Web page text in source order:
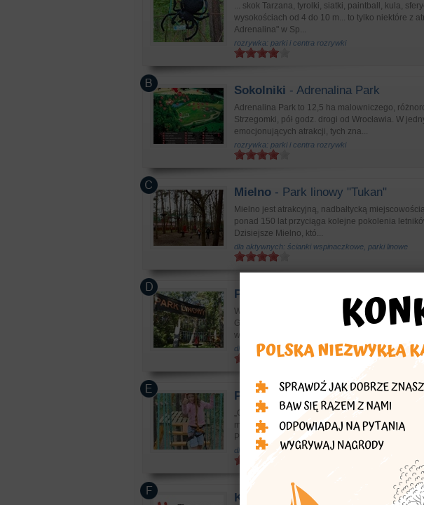
... skok Tarzana, tyrolki, siatki, paintball, kula,
wysokościach od 4 do 10 m... to tylko niektóre z
Adrenalina" w Sp...
rozrywka: parki i centra rozrywki
Sokolniki - Adrenalina Park
Adrenalina Park to 12,5 ha malowniczego,
Strzegomki, pół godz. drogi od Wrocławia. W
emocjonujących atrakcji, tych zna...
rozrywka: parki i centra rozrywki
Mielno - Park linowy "Tukan"
Mielno jest atrakcyjną, nadbałtycką
ponad 150 lat przyciąga kolejne pokolenia
Dzisiejsze Mielno, któ...
dla aktywnych: ścianki wspinaczkowe, parki linowe
Pobierowo - Park linowy "Polskie
Wielopoziomowy Park Linowy „Polskie Morze”
Grunwaldzkiej i Moniuszki. Oferuje swoim
wrażeń 58 przeszkód oraz 64 p...
dla aktywnych: ścianki wspinaczkowe, parki linowe
Piła - GeoPark Linowy
„GeoPark Linowy” Pierwszy park linowy w
miłośników aktywności ruchowej z mniejszą lub
Proponowany przez nas sp...
dla aktywnych: ścianki wspinaczkowe, parki linowe
Kraków - Escape Land - Horror